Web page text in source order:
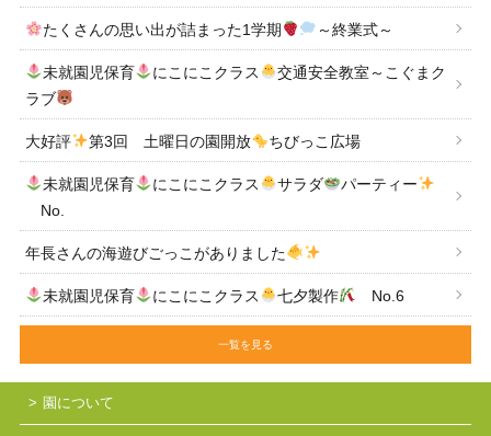
たくさんの思い出が詰まった1学期 ～終業式～
未就園児保育 にこにこクラス
交通安全教室～こぐまク
ラブ
大好評 第3回 土曜日の園開放 ちびっこ広場
未就園児保育 にこにこクラス サラダ
パーティー
No.
年長さんの海遊びごっこがありました
未就園児保育 にこにこクラス 七夕製作 No.6
一覧を見る
園について